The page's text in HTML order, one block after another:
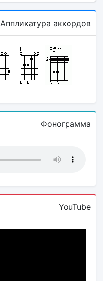
Аппликатура аккордов
Фонограмма
YouTube